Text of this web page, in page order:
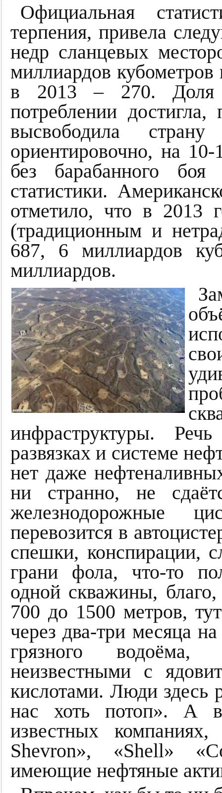
Официальная
терпения, привела
недр сланцевых
миллиардов
в 2013 – 270. Доля
потреблении
высвободила
ориентировочно, на
без барабанного
статистики.
отметило, что в 2013
(традиционным и
687, 6 миллиардов
миллиардов.
инфраструктуры.
развязках и системе
нет даже
ни странно, не
железнодорожные
перевозится в
спешки, конспирации,
грани фола, что-то
одной скважины, благо,
700 до 1500 метров,
через два-три месяца
грязного
неизвестными с
кислотами. Люди здесь
нас хоть потоп». А
известных
Shevron», «Shell»
имеющие нефтяные